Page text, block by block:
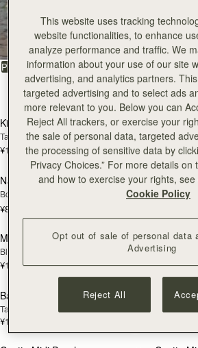
全ての商品を見
スペインで丁寧に手作りされています
PRODUCTMODEL
146点のアイテム
カートに追加
Kite Hobo
Tan Suede
¥115,500 +8
Kite Hobo
Espresso
¥115,500
カートに追加
Nano Tote
Bottle Green
¥82,500
Mosaic
Caramel
カートに追加
Mosaic Bag
Black
¥108,900 +10
Charlotte
Chocolate
¥75,900
Barra Mini
Tan
¥115,500
Barra
This website uses tracking
website functionalities, to enhance
analyze performance and traffic. We
information about your use of our site
advertising, and analytics partners.
targeted advertising and to select ads
more relevant to you. Below you can
Reject All trackers, or exercise your
the sale of personal data, targeted
the processing of sensitive data by
Privacy Choices.” For more details
and how to exercise your rights,
Cookie Policy
Opt out of sale of personal data
Advertising
Reject All